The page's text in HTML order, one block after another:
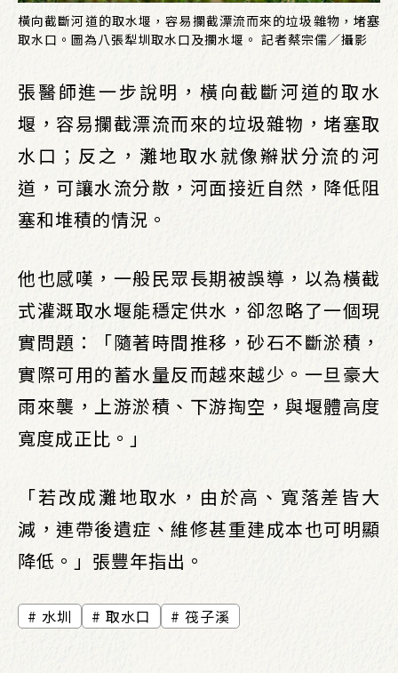
橫向截斷河道的取水堰，容易攔截漂流而來的垃圾雜物，堵塞
取水口。圖為八張犁圳取水口及攔水堰。 記者蔡宗儒／攝影
張醫師進一步說明，橫向截斷河道的取水
堰，容易攔截漂流而來的垃圾雜物，堵塞取
水口；反之，灘地取水就像辮狀分流的河
道，可讓水流分散，河面接近自然，降低阻
塞和堆積的情況。
他也感嘆，一般民眾長期被誤導，以為橫截
式灌溉取水堰能穩定供水，卻忽略了一個現
實問題：「隨著時間推移，砂石不斷淤積，
實際可用的蓄水量反而越來越少。一旦豪大
雨來襲，上游淤積、下游掏空，與堰體高度
寬度成正比。」
「若改成灘地取水，由於高、寬落差皆大
減，連帶後遺症、維修甚重建成本也可明顯
降低。」張豐年指出。
水圳 取水口 筏子溪